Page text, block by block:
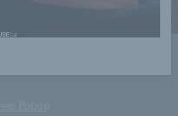
Popup